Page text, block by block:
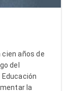
años de
del
la